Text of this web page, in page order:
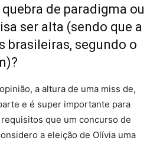
de paradigma ou
ser alta (sendo que a
brasileiras, segundo o
a altura de uma miss de,
e é super importante para
que um concurso de
a eleição de Olívia uma